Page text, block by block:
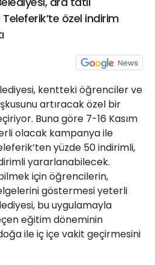
özel indirim
kentteki öğrenciler ve
artıracak özel bir
Buna göre 7-16 Kasım
olacak kampanya ile
yüzde 50 indirimli,
yararlanabilecek.
için öğrencilerin,
göstermesi yeterli
bu uygulamayla
eğitim döneminin
ile iç içe vakit geçirmesini
Gölcük